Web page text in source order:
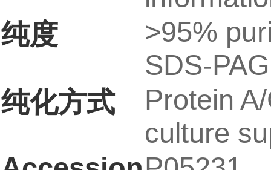
纯度
>95%
SDS-
纯化方式
Protein
culture